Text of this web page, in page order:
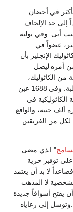
في أحضان
إلى حد الإلحاف
أبى. وفي يوليه
عضواً في
الإنجليز بأن
أمره ليصل
من الكاثوليك،
مكنت لهم حظوتهم لدى الملك من السيطرة والغلبة. وفي 1688 عين
الكاثوليكية في
ألف جنيه، والواقع
لكل من الفريقين
" الذي مضى
توفير حرية
لا بد أن يعتمد
لا المذهب
أن يفتح أسواقاً جديدة
إلى رعاياه